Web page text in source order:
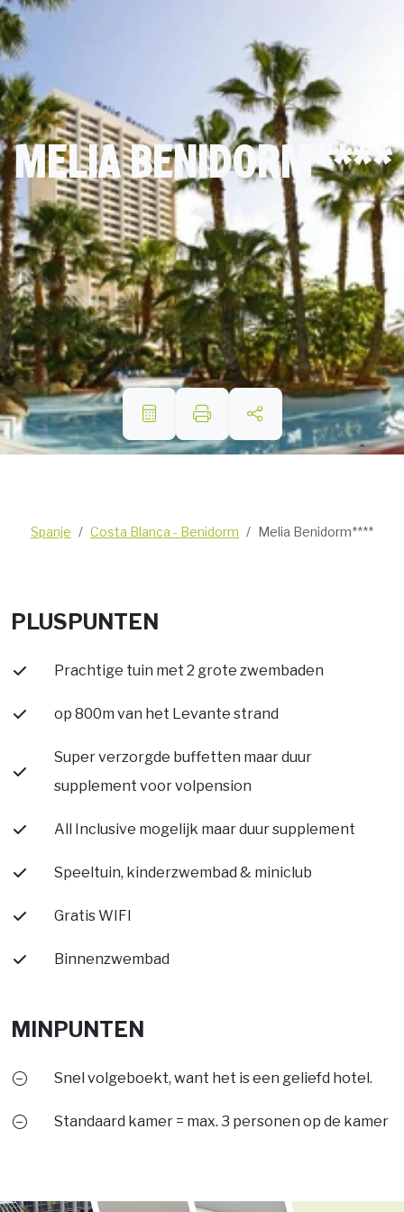
MELIA BENIDORM****
Spanje Costa Blanca - Benidorm Melia Benidorm****
PLUSPUNTEN
Prachtige tuin met 2 grote zwembaden
op 800m van het Levante strand
Super verzorgde buffetten maar duur
supplement voor volpension
All Inclusive mogelijk maar duur supplement
Speeltuin, kinderzwembad & miniclub
Gratis WIFI
Binnenzwembad
MINPUNTEN
Snel volgeboekt, want het is een geliefd hotel.
Standaard kamer = max. 3 personen op de kamer